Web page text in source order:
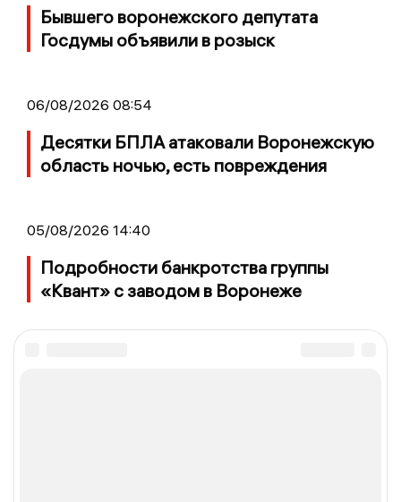
Бывшего воронежского депутата
Госдумы объявили в розыск
06/08/2026 08:54
Десятки БПЛА атаковали Воронежскую
область ночью, есть повреждения
05/08/2026 14:40
Подробности банкротства группы
«Квант» с заводом в Воронеже